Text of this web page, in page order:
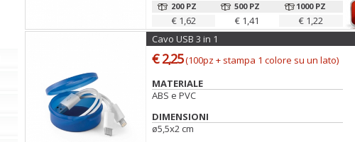
200 PZ
€ 1,62
500 PZ
€ 1,41
1000 PZ
€ 1,22
Cavo USB 3 in 1
€ 2,25(100pz + stampa 1 colore su un lato)
MATERIALE
ABS e PVC
DIMENSIONI
ø5,5x2 cm